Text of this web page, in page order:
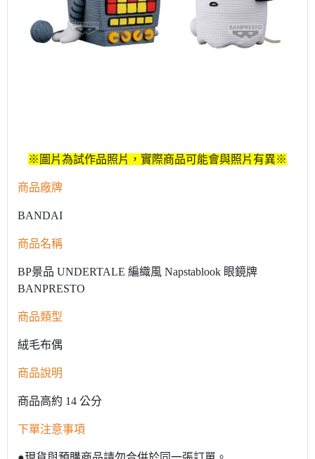
※圖片為試作品照片，實際商品可能會與照片有異※
商品廠牌
BANDAI
商品名稱
BP景品 UNDERTALE 編織風 Napstablook 眼鏡牌
BANPRESTO
商品類型
絨毛布偶
商品說明
商品高約 14 公分
下單注意事項